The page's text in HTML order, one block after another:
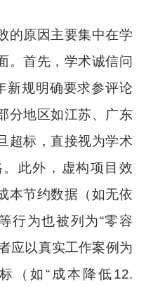
的原因主要集中在学
。首先，学术诚信问
新规明确要求参评论
分地区如江苏、广东
超标，直接视为学术
此外，虚构项目效
本节约数据（如无依
行为也被列为“零容
应以真实工作案例为
（如“成本降低12.